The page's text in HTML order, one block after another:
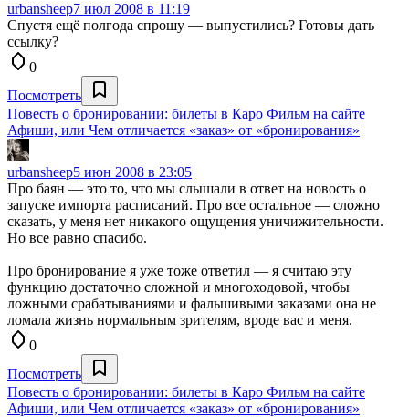
urbansheep7 июл 2008 в 11:19
Спустя ещё полгода спрошу — выпустились? Готовы дать
ссылку?
0
Посмотреть
Повесть о бронировании: билеты в Каро Фильм на сайте
Афиши, или Чем отличается «заказ» от «бронирования»
urbansheep5 июн 2008 в 23:05
Про баян — это то, что мы слышали в ответ на новость о
запуске импорта расписаний. Про все остальное — сложно
сказать, у меня нет никакого ощущения уничижительности.
Но все равно спасибо.
Про бронирование я уже тоже ответил — я считаю эту
функцию достаточно сложной и многоходовой, чтобы
ложными срабатываниями и фальшивыми заказами она не
ломала жизнь нормальным зрителям, вроде вас и меня.
0
Посмотреть
Повесть о бронировании: билеты в Каро Фильм на сайте
Афиши, или Чем отличается «заказ» от «бронирования»